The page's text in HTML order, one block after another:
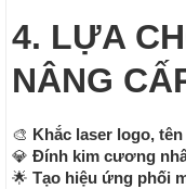
4. LỰA
NÂNG
🎨 Khắc laser logo,
💎 Đính kim cương
🌟 Tạo hiệu ứng phối